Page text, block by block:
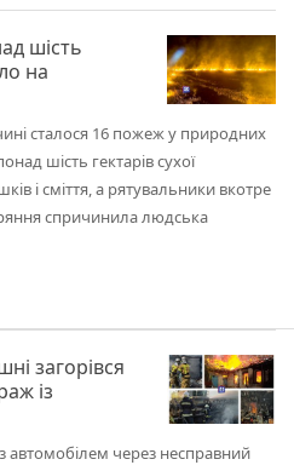
шість
на
сталося 16 пожеж у природних
шість гектарів сухої
і сміття, а рятувальники вкотре
спричинила людська
загорівся
із
автомобілем через несправний